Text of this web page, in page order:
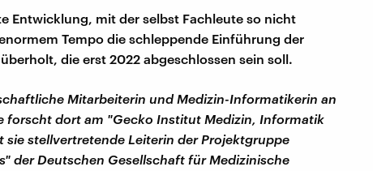
Entwicklung, mit der selbst Fachleute so nicht
Tempo die schleppende Einführung der
die erst 2022 abgeschlossen sein soll.
Mitarbeiterin und Medizin-Informatikerin an
forscht dort am "Gecko Institut Medizin, Informatik
stellvertretende Leiterin der Projektgruppe
der Deutschen Gesellschaft für Medizinische